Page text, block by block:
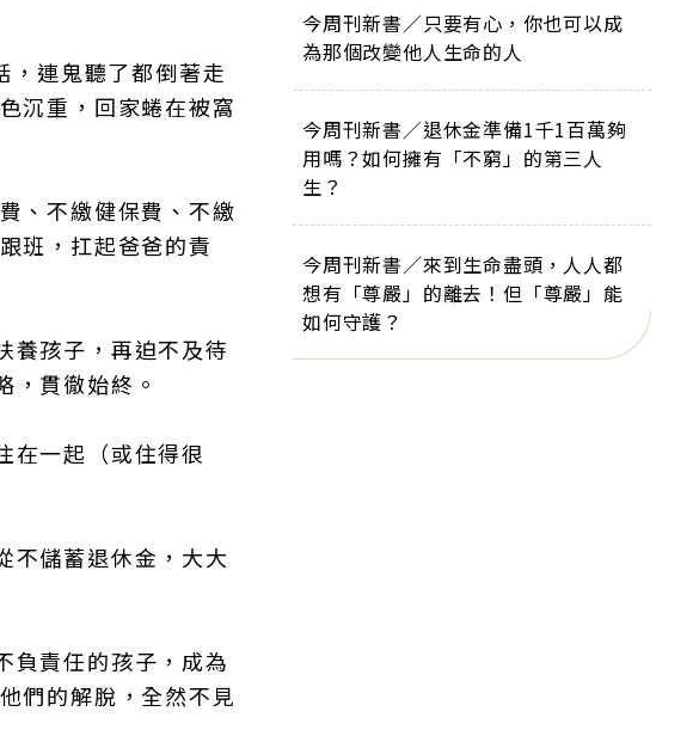
連鬼聽了都倒著走
沉重，回家蜷在被窩
、不繳健保費、不繳
班，扛起爸爸的責
養孩子，再迫不及待
，貫徹始終。
在一起（或住得很
不儲蓄退休金，大大
負責任的孩子，成為
們的解脫，全然不見
今周刊新書／只要有心，你也可以成
為那個改變他人生命的人
今周刊新書／退休金準備1千1百萬夠
用嗎？如何擁有「不窮」的第三人
生？
今周刊新書／來到生命盡頭，人人都
想有「尊嚴」的離去！但「尊嚴」能
如何守護？